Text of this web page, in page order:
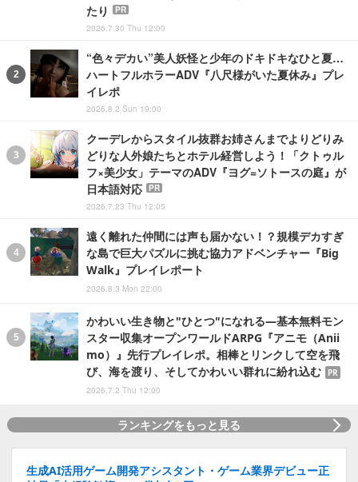
たり
PR
2026.7.30 Thu 12:00
“色々デカい”美人妖怪と少年のドキドキなひと夏…
ハートフルホラーADV『八尺様がいた夏休み』プレ
イレポ
2026.8.2 Sun 19:00
クーデレからスタイル抜群お姉さんまでよりどりみ
どりな人外娘たちとホテル経営しよう！「クトゥル
フ×美少女」テーマのADV『ヨグ=ソトースの庭』が
日本語対応
PR
2026.7.23 Thu 12:05
遠く離れた仲間には声も届かない！？規模デカすぎ
な島で巨大パズルに挑む協力アドベンチャー『Big
Walk』プレイレポート
2026.8.3 Mon 22:00
かわいい生き物と"ひとつ"になれる―基本無料モン
スター収集オープンワールドARPG『アニモ（Anii
mo）』先行プレイレポ。相棒とリンクして空を飛
び、海を渡り、そしてかわいい群れに紛れ込む
PR
2026.7.2 Thu 12:00
ランキングをもっと見る
生成AI活用ゲーム開発アシスタント・ゲーム業界デビュー正